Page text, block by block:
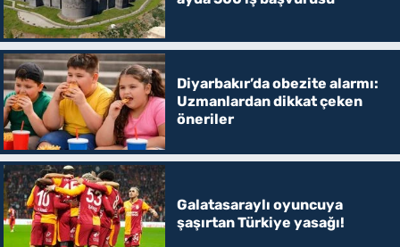
Diyarbakır’da obezite alarmı:
Uzmanlardan dikkat çeken
öneriler
Galatasaraylı oyuncuya
şaşırtan Türkiye yasağı!